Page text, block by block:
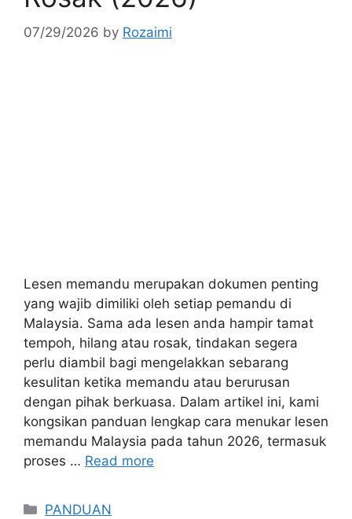
07/29/2026 by Rozaimi
Lesen memandu merupakan dokumen penting
yang wajib dimiliki oleh setiap pemandu di
Malaysia. Sama ada lesen anda hampir tamat
tempoh, hilang atau rosak, tindakan segera
perlu diambil bagi mengelakkan sebarang
kesulitan ketika memandu atau berurusan
dengan pihak berkuasa. Dalam artikel ini, kami
kongsikan panduan lengkap cara menukar lesen
memandu Malaysia pada tahun 2026, termasuk
proses … Read more
Categories
PANDUAN